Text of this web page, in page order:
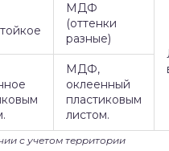
МДФ
(оттенки
разные)
МДФ,
оклеенный
пластиковым
листом.
с учетом территории